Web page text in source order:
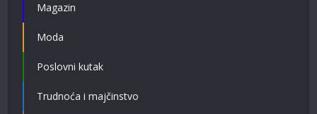
Magazin
Moda
Poslovni kutak
Trudnoća i majčinstvo